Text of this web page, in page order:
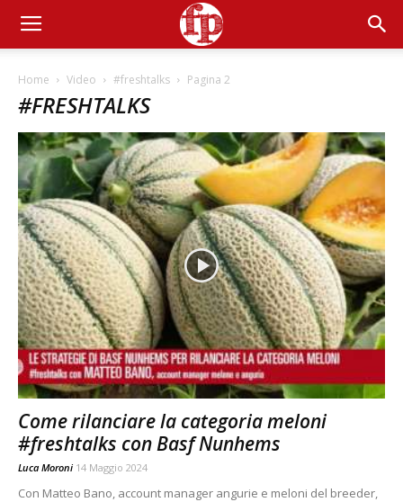
Home Video #freshtalks Pagina 2
#FRESHTALKS
Come rilanciare la categoria meloni
#freshtalks con Basf Nunhems
Luca Moroni 14 Maggio 2024
Con Matteo Bano, account manager angurie e meloni del breeder,